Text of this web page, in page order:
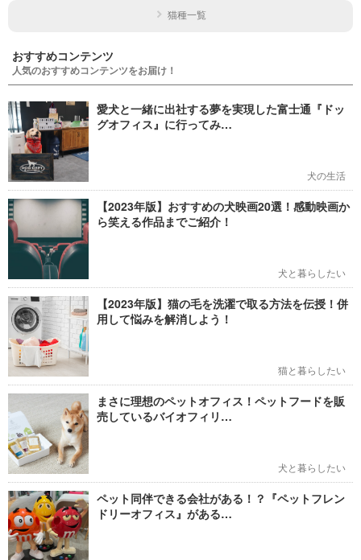
猫種一覧
おすすめコンテンツ
人気のおすすめコンテンツをお届け！
愛犬と一緒に出社する夢を実現した富士通『ドッ
グオフィス』に行ってみ…
犬の生活
【2023年版】おすすめの犬映画20選！感動映画か
ら笑える作品までご紹介！
犬と暮らしたい
【2023年版】猫の毛を洗濯で取る方法を伝授！併
用して悩みを解消しよう！
猫と暮らしたい
まさに理想のペットオフィス！ペットフードを販
売しているバイオフィリ…
犬と暮らしたい
ペット同伴できる会社がある！？『ペットフレン
ドリーオフィス』がある…